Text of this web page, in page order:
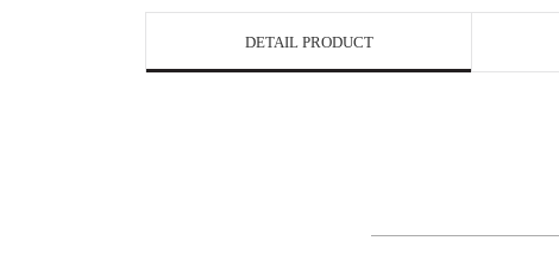
DETAIL PRODUCT